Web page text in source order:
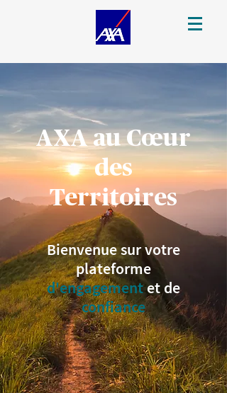
AXA au Cœur
des
Territoires
Bienvenue sur votre
plateforme
d'engagementet de
confiance